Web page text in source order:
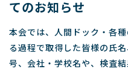
てのお知らせ
本会では、人間ドック・各
る過程で取得した皆様の氏
号、会社・学校名や、検査